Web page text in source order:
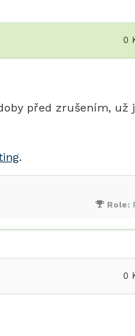
0
před zrušením, už
.
Role:
0